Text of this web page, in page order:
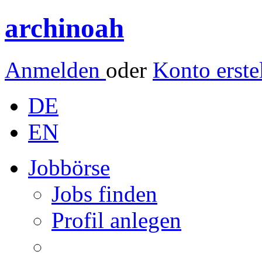
archinoah
Anmelden oder Konto
DE
EN
Jobbörse
Jobs finden
Profil anlegen